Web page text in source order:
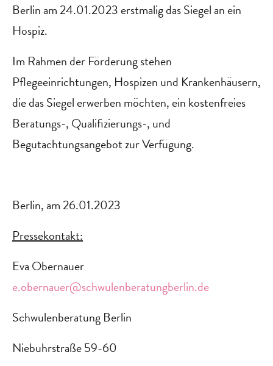
Berlin am 24.01.2023 erstmalig das Siegel an ein
Hospiz.
Im Rahmen der Förderung stehen
Pflegeeinrichtungen, Hospizen und Krankenhäusern,
die das Siegel erwerben möchten, ein kostenfreies
Beratungs-, Qualifizierungs-, und
Begutachtungsangebot zur Verfügung.
Berlin, am 26.01.2023
Pressekontakt:
Eva Obernauer
e.obernauer@schwulenberatungberlin.de
Schwulenberatung Berlin
Niebuhrstraße 59-60